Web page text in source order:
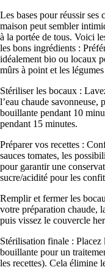
Les bases pour réussir ses
maison peut sembler
à la portée de tous. Voici
les bons ingrédients :
idéalement bio ou locaux
mûrs à point et les
Stériliser les bocaux :
l’eau chaude savonneuse,
bouillante pendant 10
pendant 15 minutes.
Préparer vos recettes :
sauces tomates, les
pour garantir une
sucre/acidité pour les
Remplir et fermer les
votre préparation chaude,
puis vissez le couvercle
Stérilisation finale : Placez
bouillante pour un
les recettes). Cela élimine